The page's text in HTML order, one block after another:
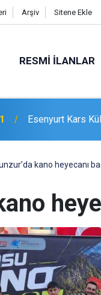
Arşiv Sitene Ekle
RESMI İLANLAR
merdivenle
kano heyecanı